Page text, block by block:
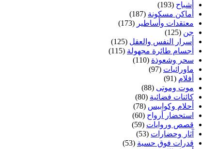
أشباح (193)
أماكن مسكونة (187)
معتقدات وأساطير (173)
جن (125)
أسرار النفس والعقل (125)
أجسام طائرة مجهولة (115)
سحر وشعوذة (110)
ماورائيات (97)
أفلام (91)
موت وموتى (88)
كائنات فضائية (80)
أحلام وكوابيس (78)
استحضار أرواح (60)
قصص وروايات (59)
آثار وحضارات (53)
قدرات فوق حسية (53)